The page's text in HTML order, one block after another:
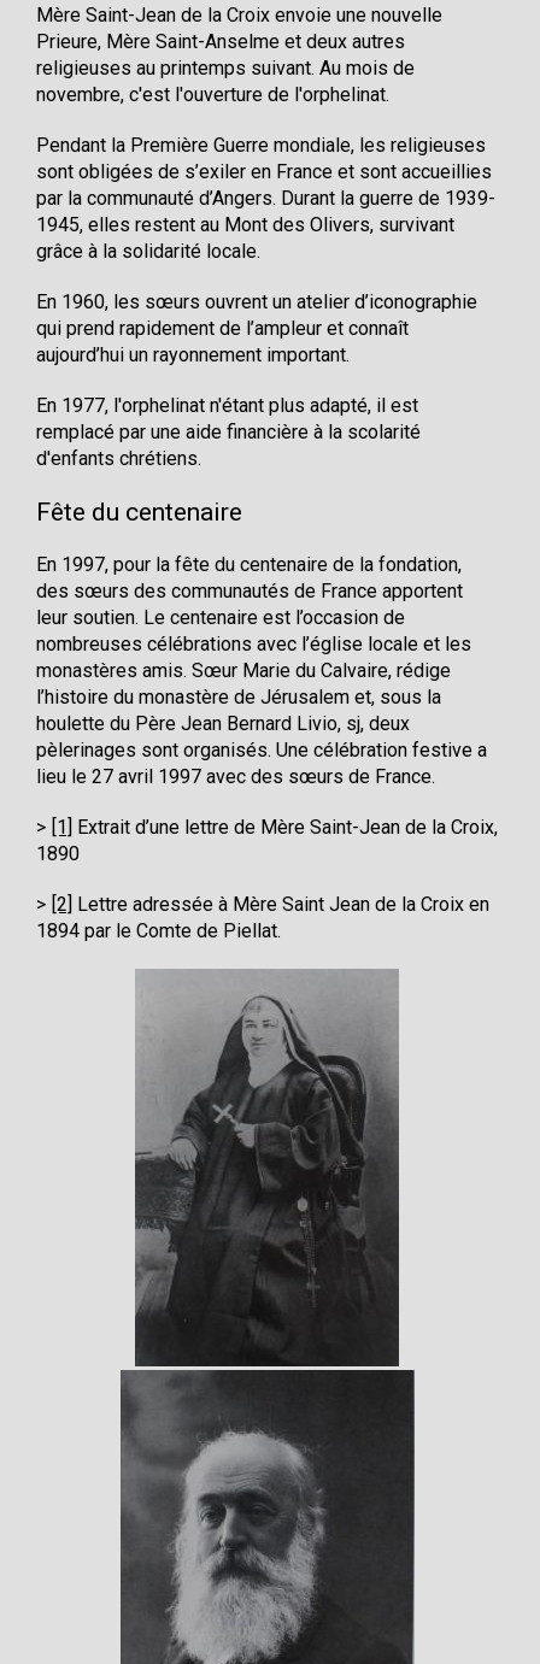
Mère Saint-Jean de la Croix envoie une nouvelle
Prieure, Mère Saint-Anselme et deux autres
religieuses au printemps suivant. Au mois de
novembre, c'est l'ouverture de l'orphelinat.
Pendant la Première Guerre mondiale, les religieuses
sont obligées de s’exiler en France et sont accueillies
par la communauté d’Angers. Durant la guerre de 1939-
1945, elles restent au Mont des Olivers, survivant
grâce à la solidarité locale.
En 1960, les sœurs ouvrent un atelier d’iconographie
qui prend rapidement de l’ampleur et connaît
aujourd’hui un rayonnement important.
En 1977, l'orphelinat n'étant plus adapté, il est
remplacé par une aide financière à la scolarité
d'enfants chrétiens.
Fête du centenaire
En 1997, pour la fête du centenaire de la fondation,
des sœurs des communautés de France apportent
leur soutien. Le centenaire est l’occasion de
nombreuses célébrations avec l’église locale et les
monastères amis. Sœur Marie du Calvaire, rédige
l’histoire du monastère de Jérusalem et, sous la
houlette du Père Jean Bernard Livio, sj, deux
pèlerinages sont organisés. Une célébration festive a
lieu le 27 avril 1997 avec des sœurs de France.
[1] Extrait d’une lettre de Mère Saint-Jean de la Croix,
1890
[2] Lettre adressée à Mère Saint Jean de la Croix en
1894 par le Comte de Piellat.